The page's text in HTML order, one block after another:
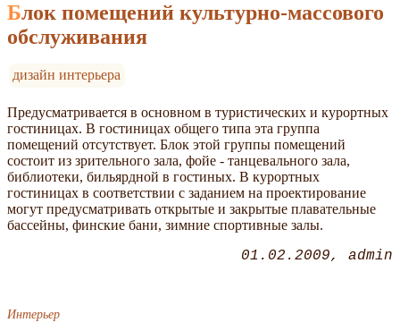
Блок помещений культурно-массового
обслуживания
дизайн интерьера
Предусматривается в основном в туристических и курортных
гостиницах. В гостиницах общего типа эта группа
помещений отсутствует. Блок этой группы помещений
состоит из зрительного зала, фойе - танцевального зала,
библиотеки, бильярдной в гостиных. В курортных
гостиницах в соответствии с заданием на проектирование
могут предусматривать открытые и закрытые плавательные
бассейны, финские бани, зимние спортивные залы.
01.02.2009 admin
Интерьер